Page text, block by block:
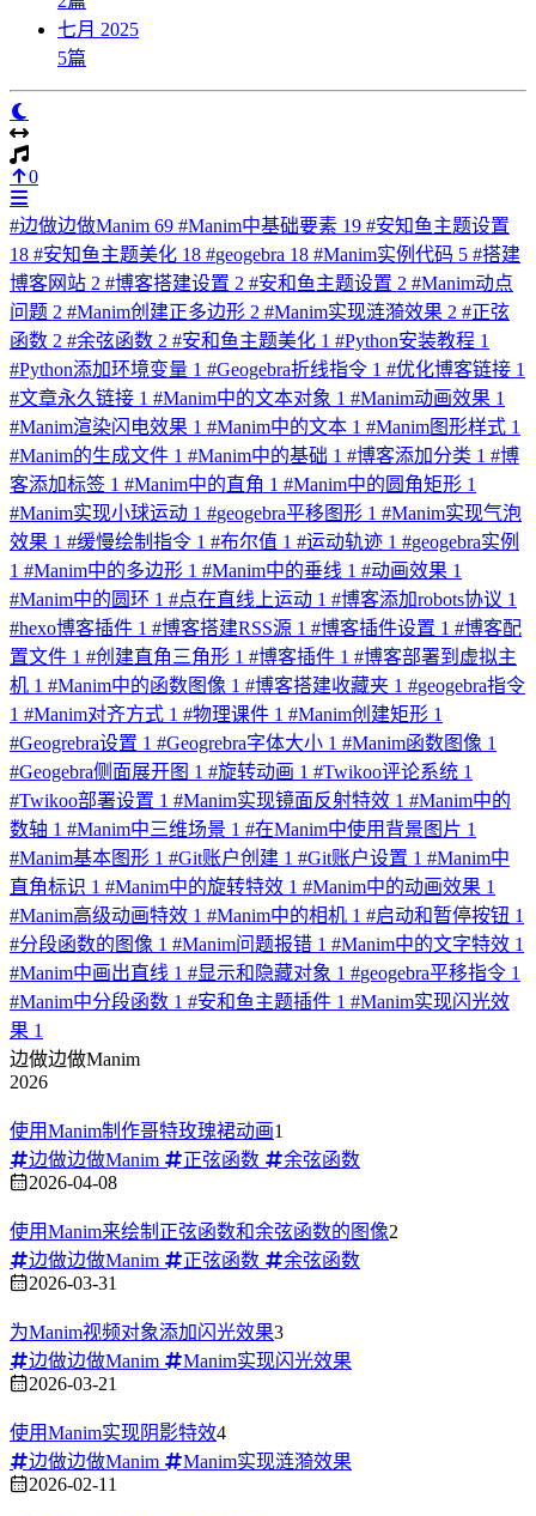
七月 2025
5篇
0
#边做边做Manim 69 #Manim中基础要素 19 #安知鱼主题设置
18 #安知鱼主题美化 18 #geogebra 18 #Manim实例代码 5 #搭建
博客网站 2 #博客搭建设置 2 #安和鱼主题设置 2 #Manim动点
问题 2 #Manim创建正多边形 2 #Manim实现涟漪效果 2 #正弦
函数 2 #余弦函数 2 #安和鱼主题美化 1 #Python安装教程 1
#Python添加环境变量 1 #Geogebra折线指令 1 #优化博客链接 1
#文章永久链接 1 #Manim中的文本对象 1 #Manim动画效果 1
#Manim渲染闪电效果 1 #Manim中的文本 1 #Manim图形样式 1
#Manim的生成文件 1 #Manim中的基础 1 #博客添加分类 1 #博
客添加标签 1 #Manim中的直角 1 #Manim中的圆角矩形 1
#Manim实现小球运动 1 #geogebra平移图形 1 #Manim实现气泡
效果 1 #缓慢绘制指令 1 #布尔值 1 #运动轨迹 1 #geogebra实例
1 #Manim中的多边形 1 #Manim中的垂线 1 #动画效果 1
#Manim中的圆环 1 #点在直线上运动 1 #博客添加robots协议 1
#hexo博客插件 1 #博客搭建RSS源 1 #博客插件设置 1 #博客配
置文件 1 #创建直角三角形 1 #博客插件 1 #博客部署到虚拟主
机 1 #Manim中的函数图像 1 #博客搭建收藏夹 1 #geogebra指令
1 #Manim对齐方式 1 #物理课件 1 #Manim创建矩形 1
#Geogrebra设置 1 #Geogrebra字体大小 1 #Manim函数图像 1
#Geogebra侧面展开图 1 #旋转动画 1 #Twikoo评论系统 1
#Twikoo部署设置 1 #Manim实现镜面反射特效 1 #Manim中的
数轴 1 #Manim中三维场景 1 #在Manim中使用背景图片 1
#Manim基本图形 1 #Git账户创建 1 #Git账户设置 1 #Manim中
直角标识 1 #Manim中的旋转特效 1 #Manim中的动画效果 1
#Manim高级动画特效 1 #Manim中的相机 1 #启动和暂停按钮 1
#分段函数的图像 1 #Manim问题报错 1 #Manim中的文字特效 1
#Manim中画出直线 1 #显示和隐藏对象 1 #geogebra平移指令 1
#Manim中分段函数 1 #安和鱼主题插件 1 #Manim实现闪光效
果 1
边做边做Manim
2026
使用Manim制作哥特玫瑰裙动画1
边做边做Manim
正弦函数
余弦函数
2026-04-08
使用Manim来绘制正弦函数和余弦函数的图像2
边做边做Manim
正弦函数
余弦函数
2026-03-31
为Manim视频对象添加闪光效果3
边做边做Manim
Manim实现闪光效果
2026-03-21
使用Manim实现阴影特效4
边做边做Manim
Manim实现涟漪效果
2026-02-11